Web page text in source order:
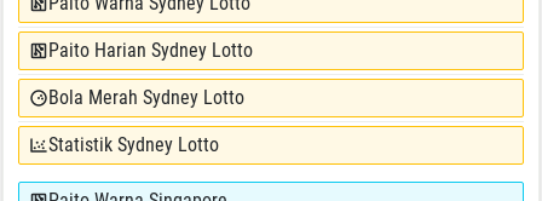
Paito Harian Sydney Lotto
Bola Merah Sydney Lotto
Statistik Sydney Lotto